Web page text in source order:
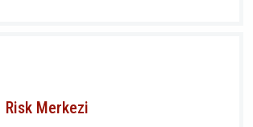
Risk Merkezi